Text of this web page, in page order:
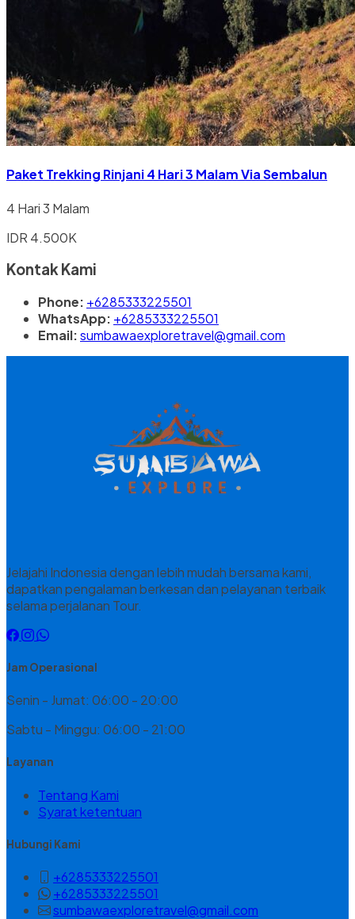
Paket Trekking Rinjani 4 Hari 3 Malam Via Sembalun
4 Hari 3 Malam
IDR 4.500K
Kontak Kami
Phone: +6285333225501
WhatsApp: +6285333225501
Email:sumbawaexploretravel@gmail.com
Jelajahi Indonesia dengan lebih mudah bersama kami,
dapatkan pengalaman berkesan dan pelayanan terbaik
selama perjalanan Tour.
Jam Operasional
Senin - Jumat: 06:00 - 20:00
Sabtu - Minggu: 06:00 - 21:00
Layanan
Tentang Kami
Syarat ketentuan
Hubungi Kami
+6285333225501
+6285333225501
sumbawaexploretravel@gmail.com